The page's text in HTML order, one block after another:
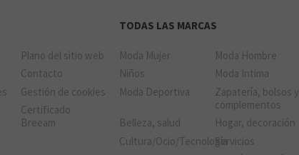
Plano del sitio web
Contacto
Gestión de cookies
Certificado
Breeam
TODAS LAS MARCAS
Moda Mujer
Moda Hombre
Niños
Moda Intima
Moda Deportiva
Zapatería, bolsos y
complementos
Belleza, salud
Hogar, decoración
Cultura/Ocio/TecnologíaServicios